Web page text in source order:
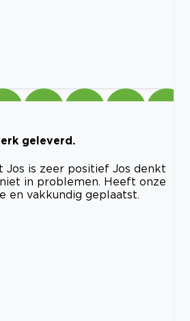
geleverd.
Jos is zeer positief Jos denkt
in problemen. Heeft onze
en vakkundig geplaatst.